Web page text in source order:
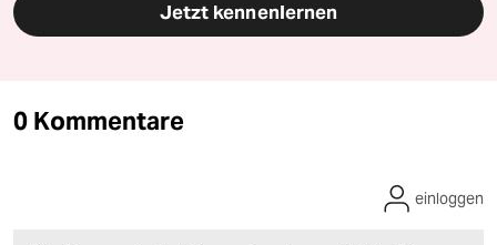
Jetzt kennenlernen
0 Kommentare
einloggen